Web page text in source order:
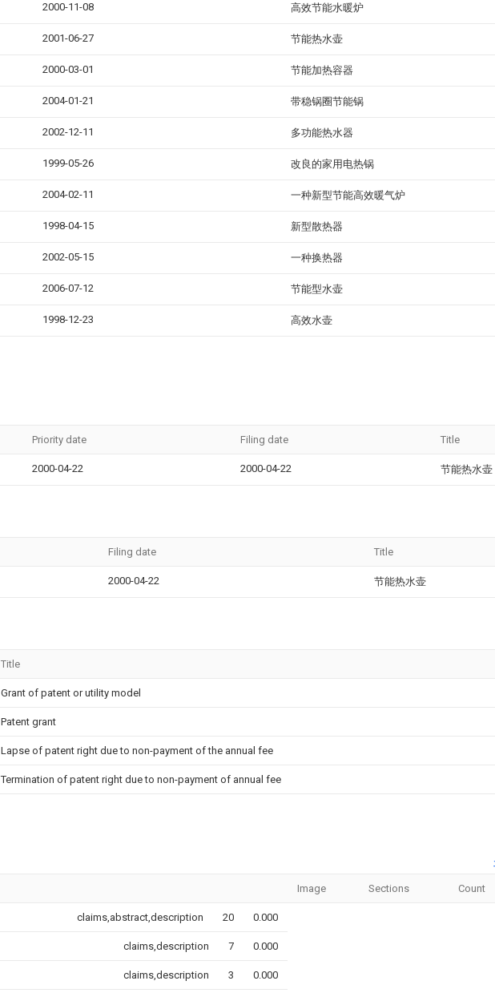
2000-11-08 高效节能水暖炉
2001-06-27 节能热水壶
2000-03-01 节能加热容器
2004-01-21 带稳锅圈节能锅
2002-12-11 多功能热水器
1999-05-26 改良的家用电热锅
2004-02-11 一种新型节能高效暖气炉
1998-04-15 新型散热器
2002-05-15 一种换热器
2006-07-12 节能型水壶
1998-12-23 高效水壶
Priority date Filing date Title
2000-04-22 2000-04-22 节能热水壶
Filing date Title
2000-04-22 节能热水壶
Title
Grant of patent or utility model
Patent grant
Lapse of patent right due to non-payment of the annual fee
Termination of patent right due to non-payment of annual fee
Image Sections Count
claims,abstract,description 20 0.000
claims,description 7 0.000
claims,description 3 0.000